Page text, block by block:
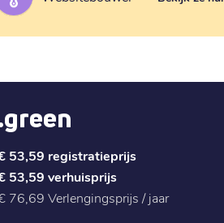
53,59 registratieprijs
53,59 verhuisprijs
76,69 Verlengingsprijs / jaar